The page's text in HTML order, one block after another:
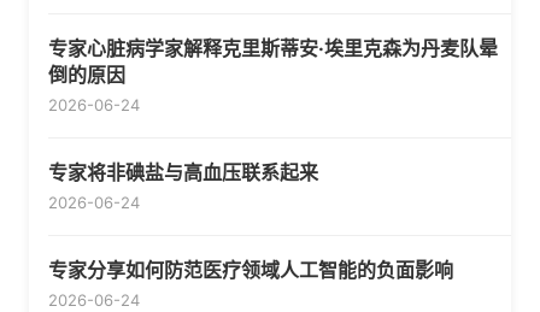
专家心脏病学家解释克里斯蒂安·埃里克森为丹麦队晕
倒的原因
2026-06-24
专家将非碘盐与高血压联系起来
2026-06-24
专家分享如何防范医疗领域人工智能的负面影响
2026-06-24